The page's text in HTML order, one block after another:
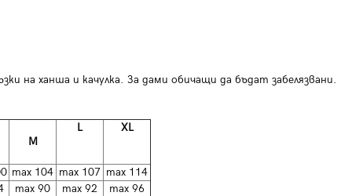
на ханша и качулка. За дами обичащи да бъдат забелязвани.
M
L XL
max 104 max 107 max 114
max 90 max 92
max 96